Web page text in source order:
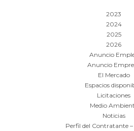
2023
2024
2025
2026
Anuncio
Anuncio
El Mercado
Espacios
Licitaciones
Medio
Noticias
Perfil del Contratante